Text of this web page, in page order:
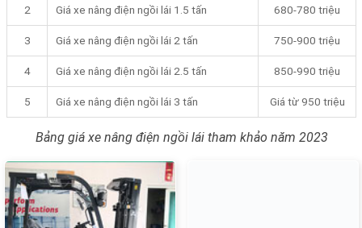
2 Giá xe nâng điện ngồi lái 1.5 tấn 680-780 triệu
3 Giá xe nâng điện ngồi lái 2 tấn 750-900 triệu
4 Giá xe nâng điện ngồi lái 2.5 tấn 850-990 triệu
5 Giá xe nâng điện ngồi lái 3 tấn Giá từ 950 triệu
Bảng giá xe nâng điện ngồi lái tham khảo năm 2023